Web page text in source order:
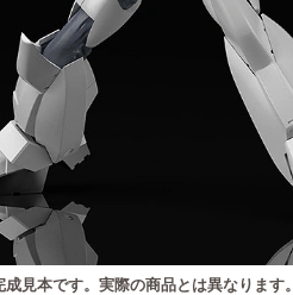
見本です。実際の商品とは異なります。